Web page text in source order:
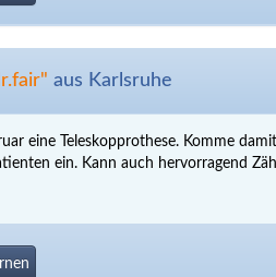
aus Karlsruhe
eine Teleskopprothese. Komme
ein. Kann auch hervorragend